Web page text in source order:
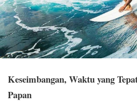
Keseimbangan, Waktu yang
Papan